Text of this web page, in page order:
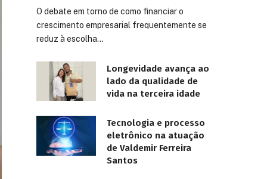
O debate em torno de como financiar o
crescimento empresarial frequentemente se
reduz à escolha…
Longevidade avança ao
lado da qualidade de
vida na terceira idade
Tecnologia e processo
eletrônico na atuação
de Valdemir Ferreira
Santos